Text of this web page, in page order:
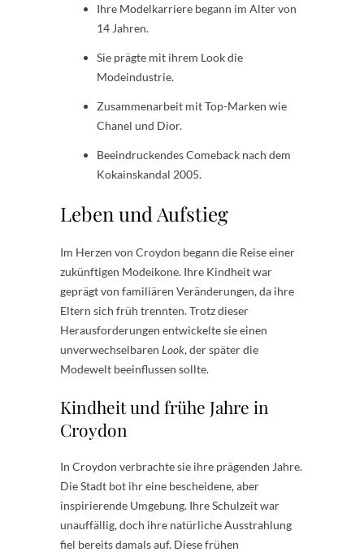
Ihre Modelkarriere begann im Alter von
14 Jahren.
Sie prägte mit ihrem Look die
Modeindustrie.
Zusammenarbeit mit Top-Marken wie
Chanel und Dior.
Beeindruckendes Comeback nach dem
Kokainskandal 2005.
Leben und Aufstieg
Im Herzen von Croydon begann die Reise einer
zukünftigen Modeikone. Ihre Kindheit war
geprägt von familiären Veränderungen, da ihre
Eltern sich früh trennten. Trotz dieser
Herausforderungen entwickelte sie einen
unverwechselbaren Look, der später die
Modewelt beeinflussen sollte.
Kindheit und frühe Jahre in
Croydon
In Croydon verbrachte sie ihre prägenden Jahre.
Die Stadt bot ihr eine bescheidene, aber
inspirierende Umgebung. Ihre Schulzeit war
unauffällig, doch ihre natürliche Ausstrahlung
fiel bereits damals auf. Diese frühen